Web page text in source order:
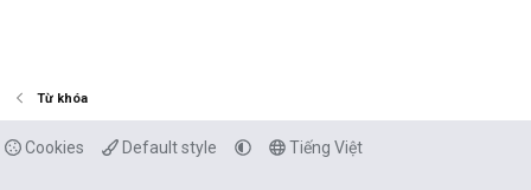
Từ khóa
Cookies Default style Tiếng Việt